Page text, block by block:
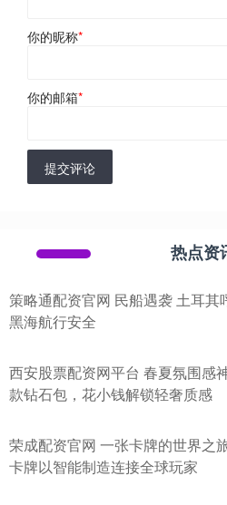
你的昵称*
你的邮箱*
提交评论
热点资
策略通配资官网 民船遇袭 土耳其
黑海航行安全
西安股票配资网平台 春夏氛围感
款钻石包，花小钱解锁轻奢质感
荣成配资官网 一张卡牌的世界之
卡牌以智能制造连接全球玩家